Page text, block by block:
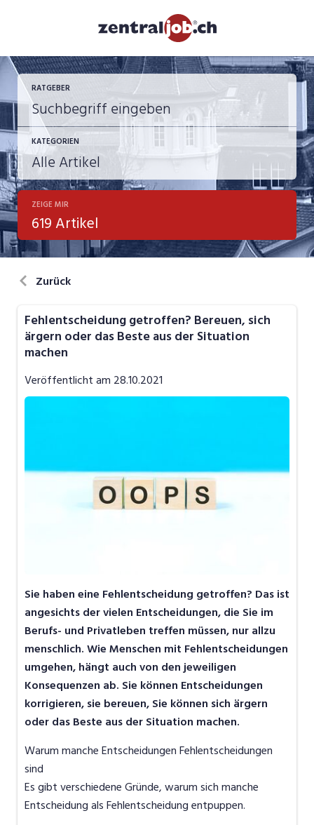
RATGEBER
KATEGORIEN
Berufsbilder
Bewerbung
Job-News
Job-Storys
Job-Tipps
ZEIGE MIR
619 Artikel
Zurück
Fehlentscheidung getroffen? Bereuen, sich
ärgern oder das Beste aus der Situation
machen
Veröffentlicht am 28.10.2021
Sie haben eine Fehlentscheidung getroffen? Das ist
angesichts der vielen Entscheidungen, die Sie im
Berufs- und Privatleben treffen müssen, nur allzu
menschlich. Wie Menschen mit Fehlentscheidungen
umgehen, hängt auch von den jeweiligen
Konsequenzen ab. Sie können Entscheidungen
korrigieren, sie bereuen, Sie können sich ärgern
oder das Beste aus der Situation machen.
Warum manche Entscheidungen Fehlentscheidungen
sind
Es gibt verschiedene Gründe, warum sich manche
Entscheidung als Fehlentscheidung entpuppen.